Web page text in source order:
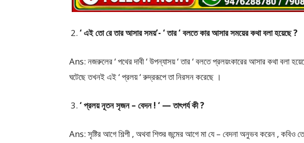
‘ এই তো রে তার আসার সময়’- ‘ তার ‘ বলতে কার আসার সময়ের কথা বলা হয়েছে ?
Ans: নজরুলের ‘ পথের দাবী ‘ উপন্যাসয় ‘ তার ‘ বলতে প্রলয়ংকারের আসার কথা বলা
ঘটেছে তখনই এই ‘ প্রলয় ‘ রুদ্ররূপে তা নিরসন করেছে ।
‘ প্রলয় নূতন সৃজন – বেদন ! ‘ — তাৎপর্য কী ?
Ans: সৃষ্টির আগে শিল্পী , অথবা শিশুর জন্মের আগে মা যে – বেদনা অনুভব করেন , কবিও